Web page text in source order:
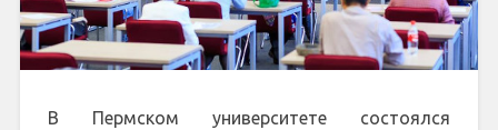
В Пермском университете состоялся